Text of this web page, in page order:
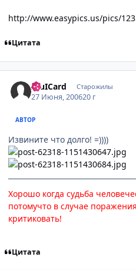
http://www.easypics.us/pics/
Цитата
AluICard Старожилы
27 Июня, 200620 г
АВТОР
Извините что долго! =))))
Хорошо когда судьба
потомучто в случае
критиковать!
Цитата